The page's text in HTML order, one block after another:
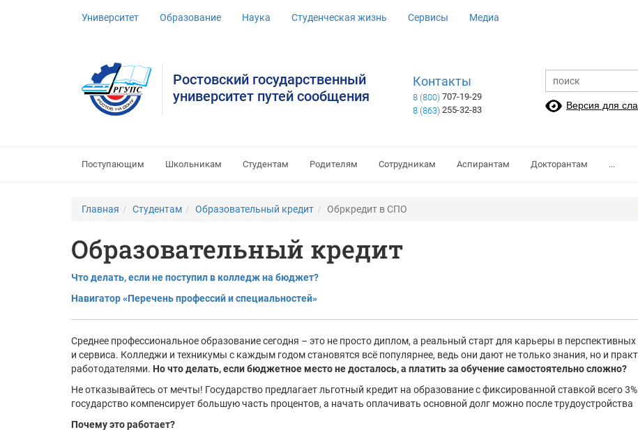
Университет Образование Наука Студенческая жизнь Сервисы Медиа
Ростовский государственный
университет путей сообщения
Контакты
8 (800) 707-19-29
8 (863) 255-32-83 Версия для
Поступающим Школьникам Студентам Родителям Сотрудникам Аспирантам Докторантам ...
Главная Студентам Образовательный кредит Обркредит в СПО
Образовательный кредит
Что делать, если не поступил в колледж на бюджет?
Навигатор «Перечень профессий и специальностей»
Среднее профессиональное образование сегодня – это не просто диплом, а реальный старт для карьеры в
и сервиса. Колледжи и техникумы с каждым годом становятся всё популярнее, ведь они дают не только знания, но и
работодателями. Но что делать, если бюджетное место не досталось, а платить за обучение самостоятельно сложно?
Не отказывайтесь от мечты! Государство предлагает льготный кредит на образование с фиксированной ставкой всего
государство компенсирует большую часть процентов, а начать оплачивать основной долг можно после трудоустройства
Почему это работает?